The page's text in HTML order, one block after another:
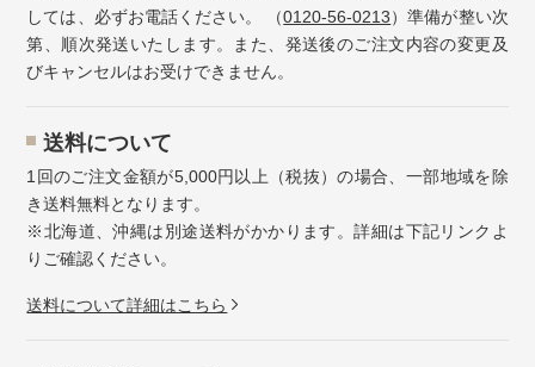
しては、必ずお電話ください。 （0120-56-0213）準備が整い次
第、順次発送いたします。また、発送後のご注文内容の変更及
びキャンセルはお受けできません。
送料について
1回のご注文金額が5,000円以上（税抜）の場合、一部地域を除
き送料無料となります。
※北海道、沖縄は別途送料がかかります。詳細は下記リンクよ
りご確認ください。
送料について詳細はこちら